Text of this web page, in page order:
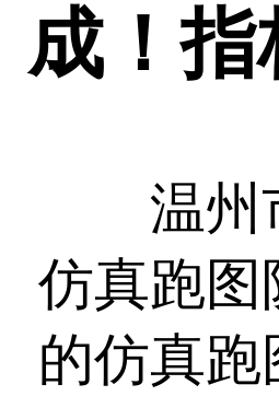
成！
温州市
仿真跑图
的仿真